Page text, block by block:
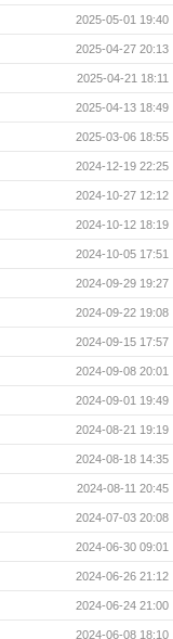
2025-05-01 19:40
2025-04-27 20:13
2025-04-21 18:11
2025-04-13 18:49
2025-03-06 18:55
2024-12-19 22:25
2024-10-27 12:12
2024-10-12 18:19
2024-10-05 17:51
2024-09-29 19:27
2024-09-22 19:08
2024-09-15 17:57
2024-09-08 20:01
2024-09-01 19:49
2024-08-21 19:19
2024-08-18 14:35
2024-08-11 20:45
2024-07-03 20:08
2024-06-30 09:01
2024-06-26 21:12
2024-06-24 21:00
2024-06-08 18:10